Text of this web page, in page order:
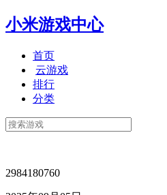
小米游戏中心
首页
云游戏
排行
分类
2984180760